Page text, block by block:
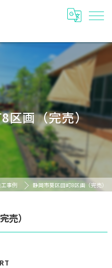
区画（完売）
事例 静岡市葵区田町8区画（完売）
売）